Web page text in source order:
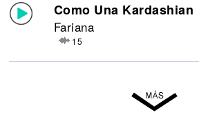
Como Una Kardashian
Fariana
15